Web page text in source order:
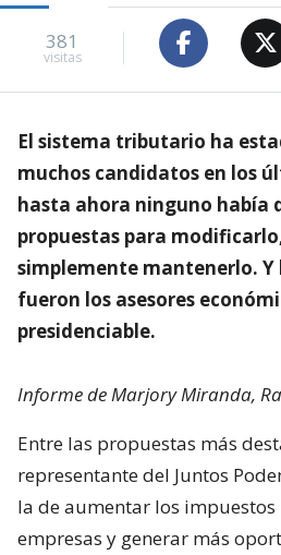
381
visitas
El sistema tributario ha
muchos candidatos en los
hasta ahora ninguno había
propuestas para
simplemente mantenerlo. Y
fueron los asesores
presidenciable.
Informe de Marjory Miranda,
Entre las propuestas más
representante del Juntos
la de aumentar los
empresas y generar más